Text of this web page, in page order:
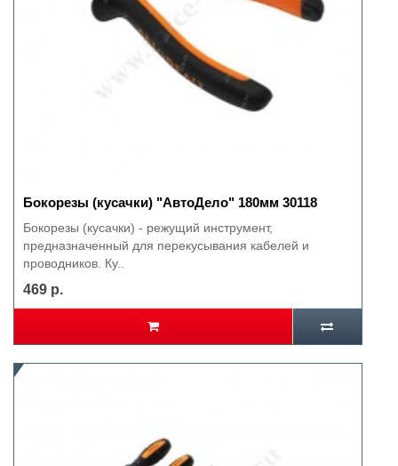
Бокорезы (кусачки) "АвтоДело" 180мм 30118
Бокорезы (кусачки) - режущий инструмент,
предназначенный для перекусывания кабелей и
проводников. Ку..
469 р.